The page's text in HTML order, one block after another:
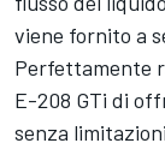
viene fornito a
Perfettamente
E-208 GTi di
senza